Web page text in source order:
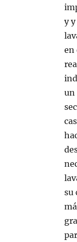
y
en
un
su